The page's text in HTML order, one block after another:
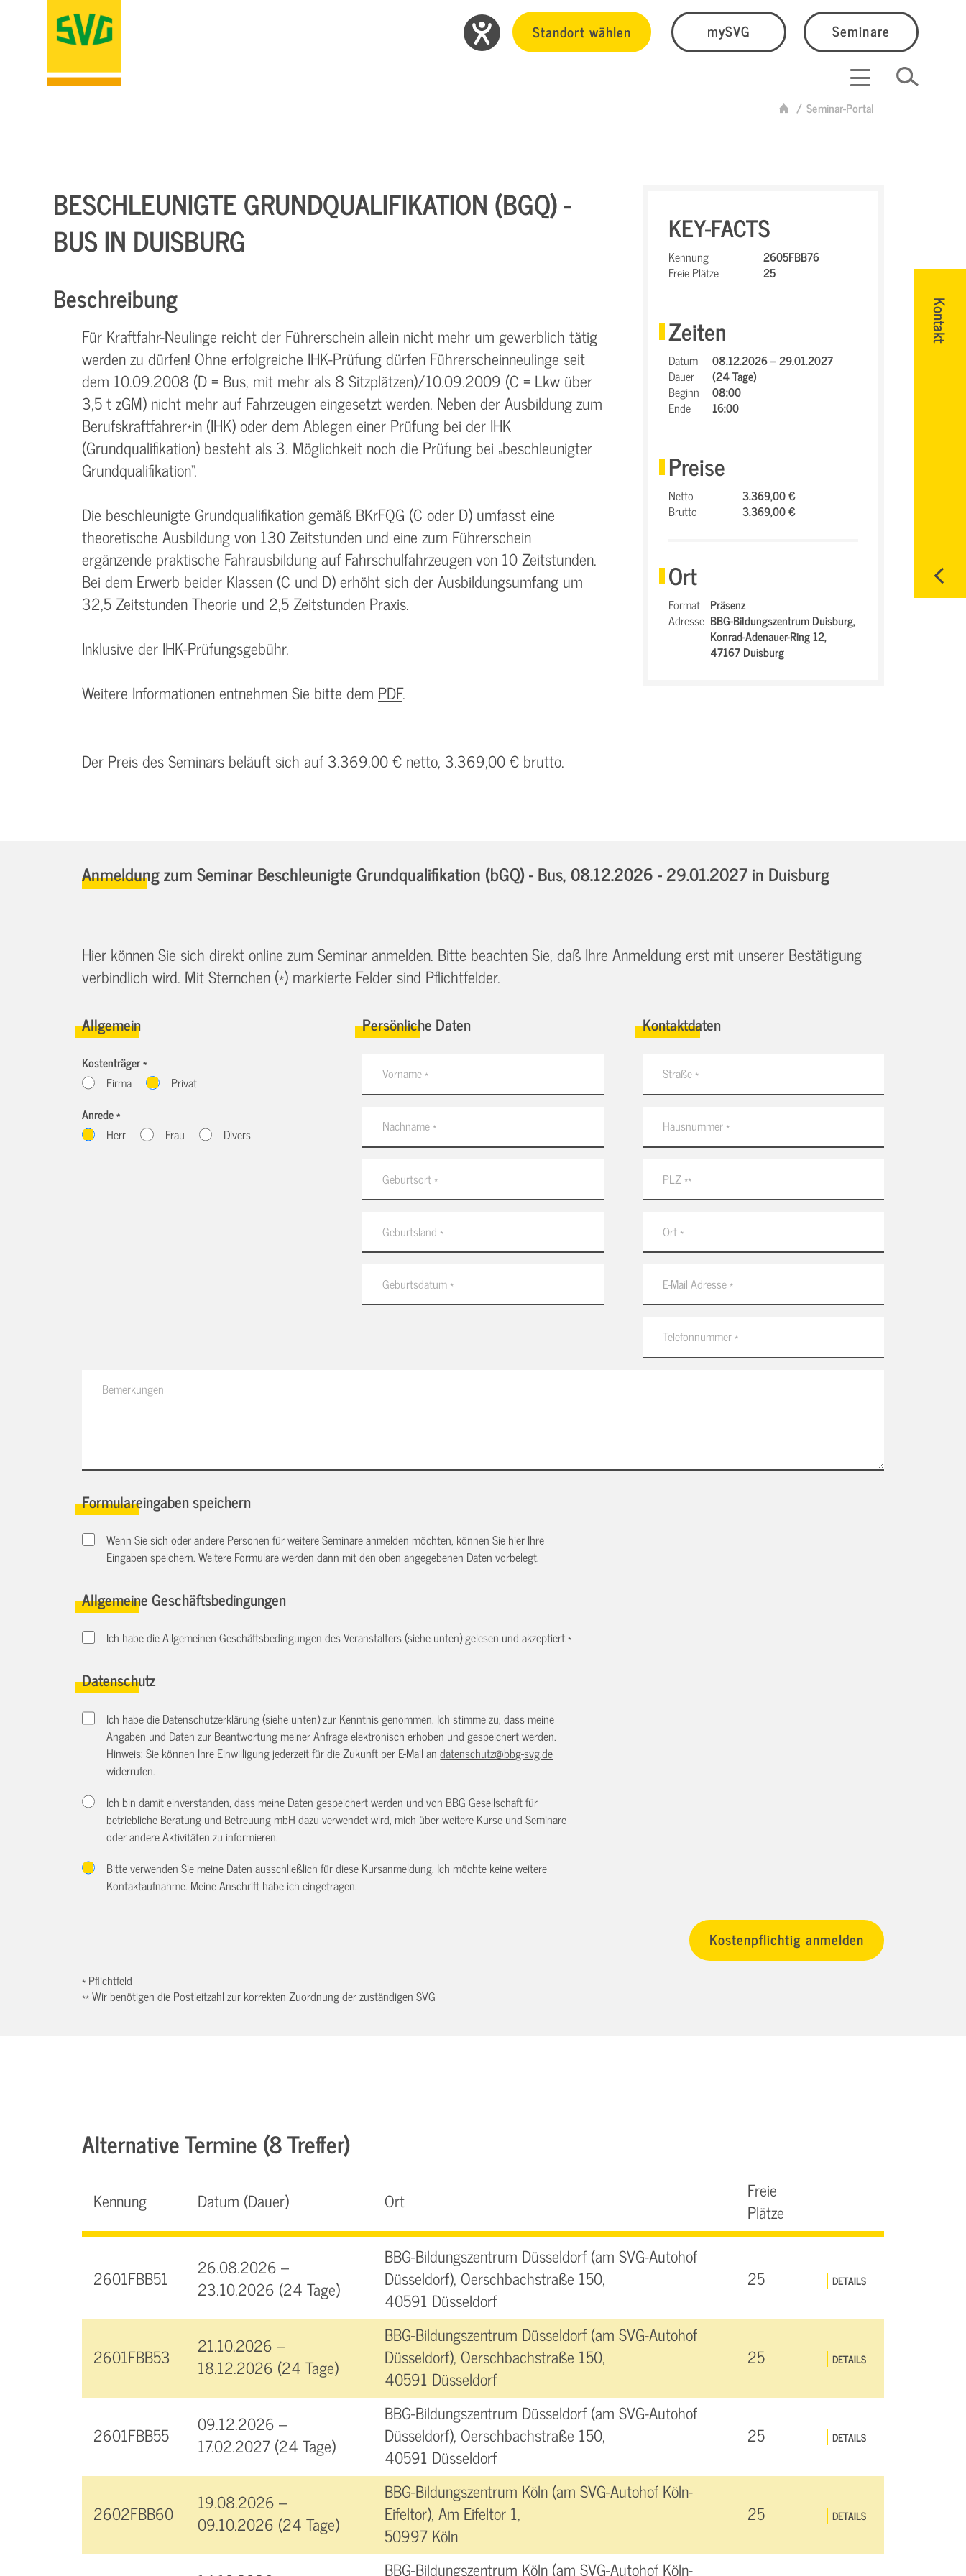
Standort wählen mySVG Seminare
Seminar-Portal
Kontakt
BESCHLEUNIGTE GRUNDQUALIFIKATION (BGQ) -
BUS IN DUISBURG
Beschreibung
Für Kraftfahr-Neulinge reicht der Führerschein allein nicht mehr um gewerblich tätig
werden zu dürfen! Ohne erfolgreiche IHK-Prüfung dürfen Führerscheinneulinge seit
dem 10.09.2008 (D = Bus, mit mehr als 8 Sitzplätzen)/10.09.2009 (C = Lkw über
3,5 t zGM) nicht mehr auf Fahrzeugen eingesetzt werden. Neben der Ausbildung zum
Berufskraftfahrer*in (IHK) oder dem Ablegen einer Prüfung bei der IHK
(Grundqualifikation) besteht als 3. Möglichkeit noch die Prüfung bei „beschleunigter
Grundqualifikation“.
Die beschleunigte Grundqualifikation gemäß BKrFQG (C oder D) umfasst eine
theoretische Ausbildung von 130 Zeitstunden und eine zum Führerschein
ergänzende praktische Fahrausbildung auf Fahrschulfahrzeugen von 10 Zeitstunden.
Bei dem Erwerb beider Klassen (C und D) erhöht sich der Ausbildungsumfang um
32,5 Zeitstunden Theorie und 2,5 Zeitstunden Praxis.
Inklusive der IHK-Prüfungsgebühr.
Weitere Informationen entnehmen Sie bitte dem PDF.
Der Preis des Seminars beläuft sich auf 3.369,00 € netto, 3.369,00 € brutto.
KEY-FACTS
Kennung
2605FBB76
Freie Plätze
25
Zeiten
Datum
08.12.2026 – 29.01.2027
Dauer
(24 Tage)
Beginn
08:00
Ende
16:00
Preise
Netto
3.369,00 €
Brutto
3.369,00 €
Ort
Format Präsenz
Adresse BBG-Bildungszentrum Duisburg,
Konrad-Adenauer-Ring 12,
47167 Duisburg
Anmeldung zum Seminar Beschleunigte Grundqualifikation (bGQ) - Bus,08.12.2026 - 29.01.2027in Duisburg
Hier können Sie sich direkt online zum Seminar anmelden. Bitte beachten Sie, daß Ihre Anmeldung erst mit unserer Bestätigung
verbindlich wird. Mit Sternchen (*) markierte Felder sind Pflichtfelder.
Allgemein
Kostenträger *
Firma
Privat
Anrede *
Herr
Frau Divers
Persönliche Daten Kontaktdaten
Formulareingaben speichern
Wenn Sie sich oder andere Personen für weitere Seminare anmelden möchten, können Sie hier Ihre
Eingaben speichern. Weitere Formulare werden dann mit den oben angegebenen Daten vorbelegt.
Allgemeine Geschäftsbedingungen
Ich habe die Allgemeinen Geschäftsbedingungen des Veranstalters (siehe unten) gelesen und akzeptiert.*
Datenschutz
Ich habe die Datenschutzerklärung (siehe unten) zur Kenntnis genommen. Ich stimme zu, dass meine
Angaben und Daten zur Beantwortung meiner Anfrage elektronisch erhoben und gespeichert werden.
Hinweis: Sie können Ihre Einwilligung jederzeit für die Zukunft per E-Mail andatenschutz@bbg-svg.de
widerrufen.
Ich bin damit einverstanden, dass meine Daten gespeichert werden und von BBG Gesellschaft für
betriebliche Beratung und Betreuung mbH dazu verwendet wird, mich über weitere Kurse und Seminare
oder andere Aktivitäten zu informieren.
Bitte verwenden Sie meine Daten ausschließlich für diese Kursanmeldung. Ich möchte keine weitere
Kontaktaufnahme. Meine Anschrift habe ich eingetragen.
* Pflichtfeld
** Wir benötigen die Postleitzahl zur korrekten Zuordnung der zuständigen SVG
Alternative Termine (8 Treffer)
Kennung Datum (Dauer) Ort
Freie
Plätze
2601FBB51
26.08.2026 –
23.10.2026 (24 Tage)
BBG-Bildungszentrum Düsseldorf (am SVG-Autohof
Düsseldorf), Oerschbachstraße 150,
40591 Düsseldorf
25 DETAILS
2601FBB53
21.10.2026 –
18.12.2026 (24 Tage)
BBG-Bildungszentrum Düsseldorf (am SVG-Autohof
Düsseldorf), Oerschbachstraße 150,
40591 Düsseldorf
25 DETAILS
2601FBB55
09.12.2026 –
17.02.2027 (24 Tage)
BBG-Bildungszentrum Düsseldorf (am SVG-Autohof
Düsseldorf), Oerschbachstraße 150,
40591 Düsseldorf
25 DETAILS
2602FBB60
19.08.2026 –
09.10.2026 (24 Tage)
BBG-Bildungszentrum Köln (am SVG-Autohof Köln-
Eifeltor), Am Eifeltor 1,
50997 Köln
25 DETAILS
BBG-Bildungszentrum Köln (am SVG-Autohof Köln-